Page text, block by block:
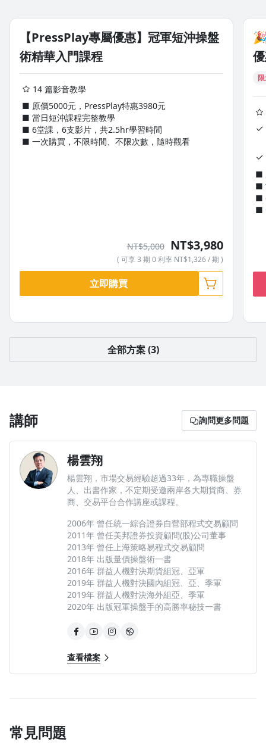
👇想了解老師每日交易筆記👇
楊雲翔交易日記｜日更短沖翻倍操盤法｜
學員版短沖工具
【PressPlay專屬優惠】冠軍短沖操盤
術精華入門課程
14 篇影音教學
■ 原價5000元，PressPlay特惠3980元
■ 當日短沖課程完整教學
■ 6堂課，6支影片，共2.5hr學習時間
■ 一次購買，不限時間、不限次數，隨時觀看
NT$5,000 NT$3,980
( 可享 3 期 0 利率 NT$1,326 / 期 )
立即購買
■
■
■
■
全部方案 (3)
講師 詢問更多問題
楊雲翔
楊雲翔，市場交易經驗超過33年，為專職操盤
人、出書作家，不定期受邀兩岸各大期貨商、券
商、交易平台合作講座或課程。
2006年 曾任統一綜合證券自營部程式交易顧問
2011年 曾任美邦證券投資顧問(股)公司董事
2013年 曾任上海策略易程式交易顧問
2018年 出版量價操盤術一書
2016年 群益人機對決期貨組冠、亞軍
2019年 群益人機對決國內組冠、亞、季軍
2019年 群益人機對決海外組亞、季軍
2020年 出版冠軍操盤手的高勝率秘技一書
查看檔案
常見問題